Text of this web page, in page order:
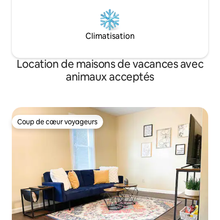
Climatisation
Location de maisons de vacances avec
animaux acceptés
Coup de cœur voyageurs
Coup de cœur voyageurs